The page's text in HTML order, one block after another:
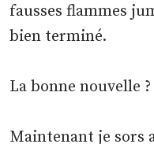
fausses flammes
bien terminé.
La bonne nouvelle ?
Maintenant je sors